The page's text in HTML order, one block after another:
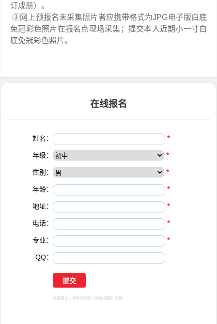
订成册）。
③网上预报名未采集照片者应携带格式为JPG电子版白底
免冠彩色照片在报名点现场采集；提交本人近期小一寸白
底免冠彩色照片。
在线报名
姓名： *
年级： *
性别： *
年龄： *
地址： *
电话： *
专业： *
QQ：
选择提交，视为您同意 《隐私保障》 条例